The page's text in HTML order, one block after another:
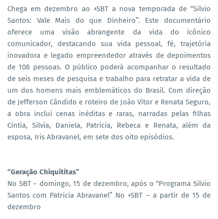
Chega em dezembro ao +SBT a nova temporada de “Silvio
Santos: Vale Mais do que Dinheiro”. Este documentário
oferece uma visão abrangente da vida do icônico
comunicador, destacando sua vida pessoal, fé, trajetória
inovadora e legado empreendedor através de depoimentos
de 108 pessoas. O público poderá acompanhar o resultado
de seis meses de pesquisa e trabalho para retratar a vida de
um dos homens mais emblemáticos do Brasil. Com direção
de Jefferson Cândido e roteiro de João Vitor e Renata Seguro,
a obra inclui cenas inéditas e raras, narradas pelas filhas
Cintia, Silvia, Daniela, Patricia, Rebeca e Renata, além da
esposa, Iris Abravanel, em sete dos oito episódios.
“Geração Chiquititas”
No SBT – domingo, 15 de dezembro, após o “Programa Silvio
Santos com Patricia Abravanel” No +SBT – a partir de 15 de
dezembro